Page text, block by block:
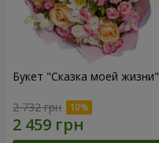
Букет "Сказка моей жизни"
2 732 грн